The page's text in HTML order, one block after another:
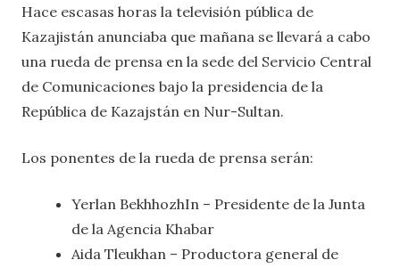
Hace escasas horas la televisión pública de
Kazajistán anunciaba que mañana se llevará a cabo
una rueda de prensa en la sede del Servicio Central
de Comunicaciones bajo la presidencia de la
República de Kazajstán en Nur-Sultan.
Los ponentes de la rueda de prensa serán:
Yerlan BekhhozhIn – Presidente de la Junta
de la Agencia Khabar
Aida Tleukhan – Productora general de